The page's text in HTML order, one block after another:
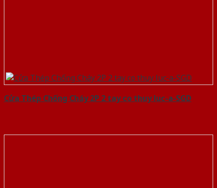
Cửa Thép Chống Cháy 2P 2 tay co thuy luc-a-SGD